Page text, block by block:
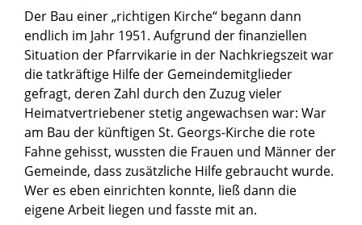
Der Bau einer „richtigen Kirche“ begann dann
endlich im Jahr 1951. Aufgrund der finanziellen
Situation der Pfarrvikarie in der Nachkriegszeit war
die tatkräftige Hilfe der Gemeindemitglieder
gefragt, deren Zahl durch den Zuzug vieler
Heimatvertriebener stetig angewachsen war: War
am Bau der künftigen St. Georgs-Kirche die rote
Fahne gehisst, wussten die Frauen und Männer der
Gemeinde, dass zusätzliche Hilfe gebraucht wurde.
Wer es eben einrichten konnte, ließ dann die
eigene Arbeit liegen und fasste mit an.